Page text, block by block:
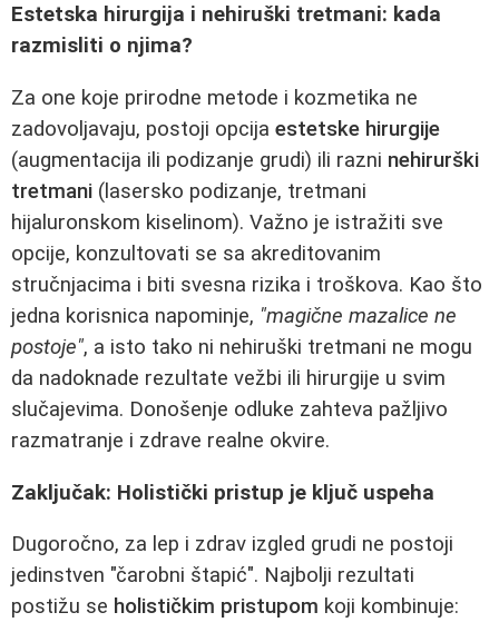
Estetska hirurgija i nehiruški tretmani: kada
razmisliti o njima?
Za one koje prirodne metode i kozmetika ne
zadovoljavaju, postoji opcija estetske hirurgije
(augmentacija ili podizanje grudi) ili razni nehirurški
tretmani (lasersko podizanje, tretmani
hijaluronskom kiselinom). Važno je istražiti sve
opcije, konzultovati se sa akreditovanim
stručnjacima i biti svesna rizika i troškova. Kao što
jedna korisnica napominje, "magične mazalice ne
postoje", a isto tako ni nehiruški tretmani ne mogu
da nadoknade rezultate vežbi ili hirurgije u svim
slučajevima. Donošenje odluke zahteva pažljivo
razmatranje i zdrave realne okvire.
Zaključak: Holistički pristup je ključ uspeha
Dugoročno, za lep i zdrav izgled grudi ne postoji
jedinstven "čarobni štapić". Najbolji rezultati
postižu se holističkim pristupom koji kombinuje: